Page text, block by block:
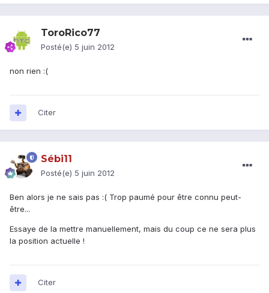
ToroRico77
Posté(e) 5 juin 2012
non rien :(
Citer
Sébi11
Posté(e) 5 juin 2012
Ben alors je ne sais pas :( Trop paumé pour être connu peut-
être...
Essaye de la mettre manuellement, mais du coup ce ne sera plus
la position actuelle !
Citer